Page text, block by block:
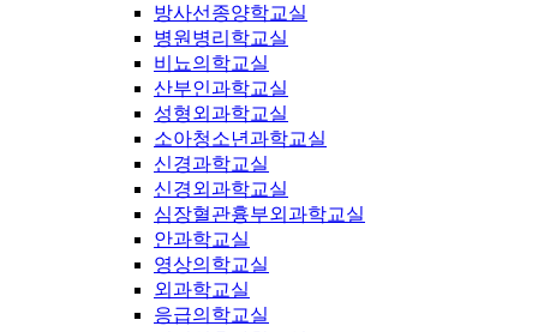
방사선종양학교실
병원병리학교실
비뇨의학교실
산부인과학교실
성형외과학교실
소아청소년과학교실
신경과학교실
신경외과학교실
심장혈관흉부외과학교실
안과학교실
영상의학교실
외과학교실
응급의학교실